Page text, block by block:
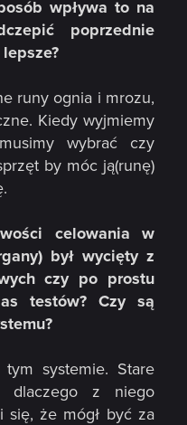
wpływa to na
poprzednie
runy ognia i mrozu,
Kiedy wyjmiemy
wybrać czy
by móc ją(runę)
celowania w
był wycięty z
czy po prostu
testów? Czy są
tym systemie. Stare
dlaczego z niego
się, że mógł być za